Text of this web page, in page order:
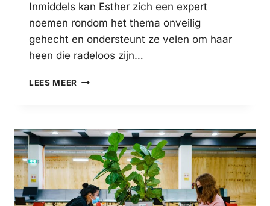
Inmiddels kan Esther zich een expert
noemen rondom het thema onveilig
gehecht en ondersteunt ze velen om haar
heen die radeloos zijn…
LEES MEER “MIJN
DE
EERSTE
13
JAAR
VAN
HAAR